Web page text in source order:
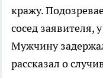
кражу.
сосед заявителя,
Мужчину
рассказал о